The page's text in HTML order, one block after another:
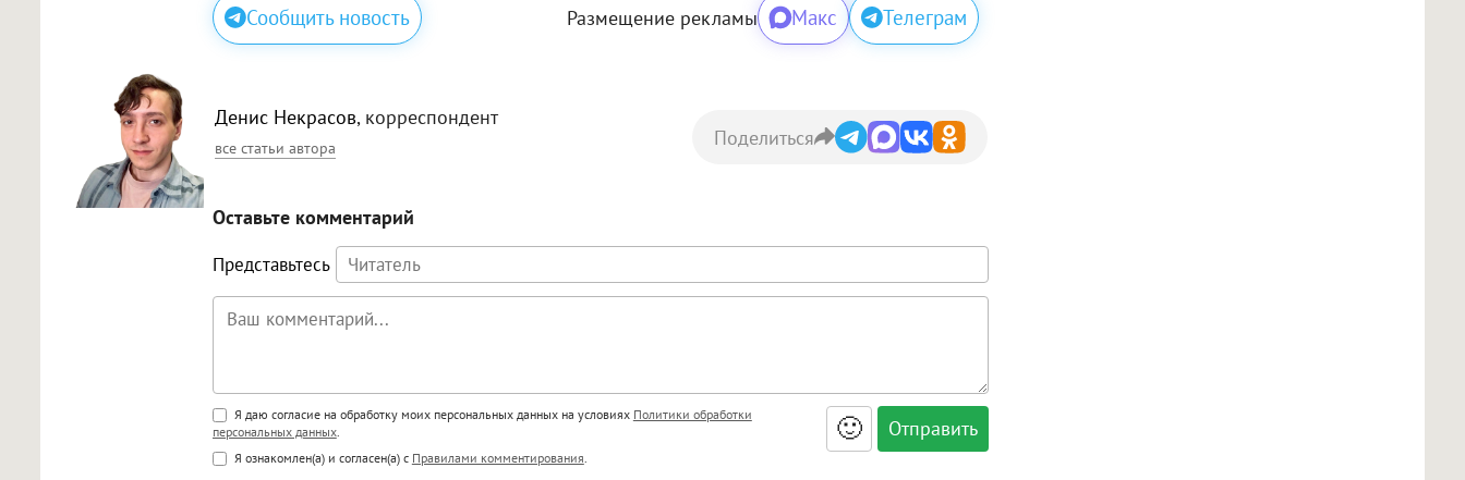
Сообщить новость Размещение рекламы Макс Телеграм
Денис Некрасов, корреспондент
все статьи автора Поделиться
Оставьте комментарий
Представьтесь
Поддержка HTML
<b>, <strong>, <u>, <i>, <em>, <s>, <big>, <small>, <sup>, <sub>, <pre>, <ul>, <ol>, <li>,
<blockquote>, <code> экранирует HTML, адреса URL автоматически становятся ссылками, и
Я даю согласие на обработку моих персональных данных на условиях Политики обработки
персональных данных.
Я ознакомлен(а) и согласен(а) с Правилами комментирования.
🙂